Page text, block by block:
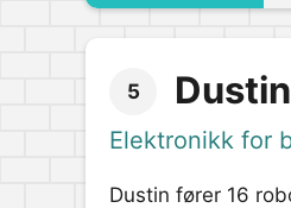
5 Dustin
Elektronikk for
Dustin fører 16